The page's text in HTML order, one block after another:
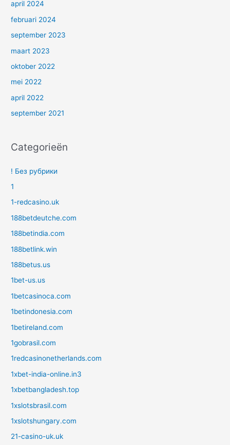
april 2024
februari 2024
september 2023
maart 2023
oktober 2022
mei 2022
april 2022
september 2021
Categorieën
! Без рубрики
1
1-redcasino.uk
188betdeutche.com
188betindia.com
188betlink.win
188betus.us
1bet-us.us
1betcasinoca.com
1betindonesia.com
1betireland.com
1gobrasil.com
1redcasinonetherlands.com
1xbet-india-online.in3
1xbetbangladesh.top
1xslotsbrasil.com
1xslotshungary.com
21-casino-uk.uk